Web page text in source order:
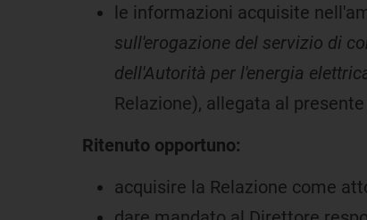
le informazioni acquisite
sull'erogazione del servizio di
dell'Autorità per l'energia
Relazione), allegata al
Ritenuto opportuno:
acquisire la Relazione come